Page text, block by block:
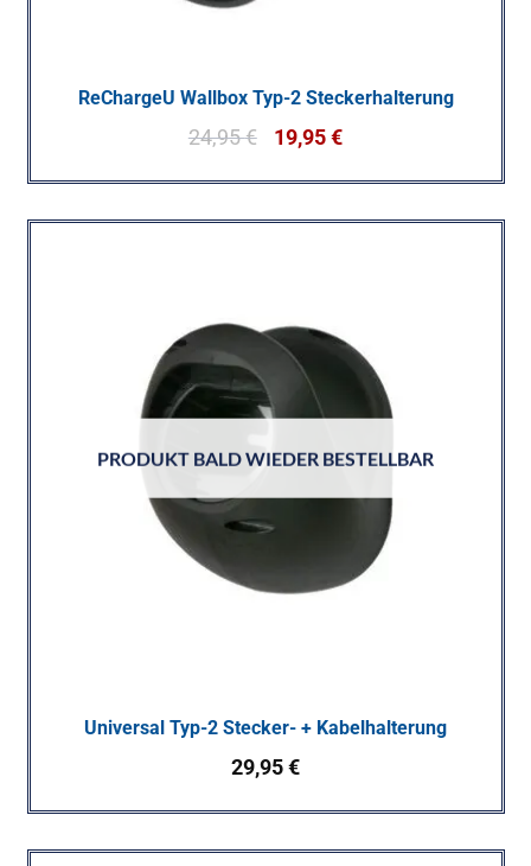
ReChargeU Wallbox Typ-2 Steckerhalterung
24,95€ 19,95€
PRODUKT BALD WIEDER BESTELLBAR
Universal Typ-2 Stecker- + Kabelhalterung
29,95€